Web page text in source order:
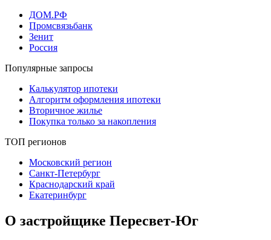
ДОМ.РФ
Промсвязьбанк
Зенит
Россия
Популярные запросы
Калькулятор ипотеки
Алгоритм оформления ипотеки
Вторичное жилье
Покупка только за накопления
ТОП регионов
Московский регион
Санкт-Петербург
Краснодарский край
Екатеринбург
О застройщике Пересвет-Юг